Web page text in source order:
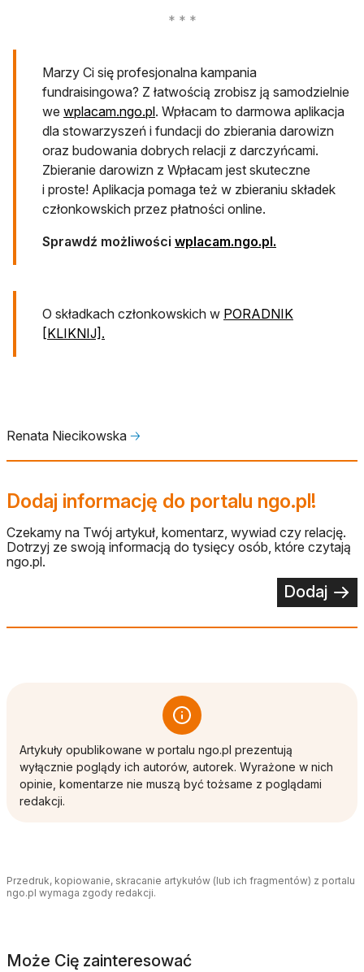
Marzy Ci się profesjonalna kampania
fundraisingowa? Z łatwością zrobisz ją samodzielnie
we wplacam.ngo.pl. Wpłacam to darmowa aplikacja
dla stowarzyszeń i fundacji do zbierania darowizn
oraz budowania dobrych relacji z darczyńcami.
Zbieranie darowizn z Wpłacam jest skuteczne
i proste! Aplikacja pomaga też w zbieraniu składek
członkowskich przez płatności online.
Sprawdź możliwości wplacam.ngo.pl.
O składkach członkowskich w PORADNIK
[KLIKNIJ].
Renata Niecikowska 🡢
Dodaj informację do portalu ngo.pl!
Czekamy na Twój artykuł, komentarz, wywiad czy relację.
Dotrzyj ze swoją informacją do tysięcy osób, które czytają
ngo.pl.
Dodaj
Artykuły opublikowane w portalu ngo.pl prezentują
wyłącznie poglądy ich autorów, autorek. Wyrażone w nich
opinie, komentarze nie muszą być tożsame z poglądami
redakcji.
Przedruk, kopiowanie, skracanie artykułów (lub ich fragmentów) z portalu
ngo.pl wymaga zgody redakcji.
Może Cię zainteresować